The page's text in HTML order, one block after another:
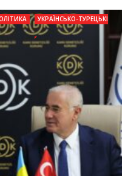
УКРАЇНСЬКО-ТУРЕЦЬКІ